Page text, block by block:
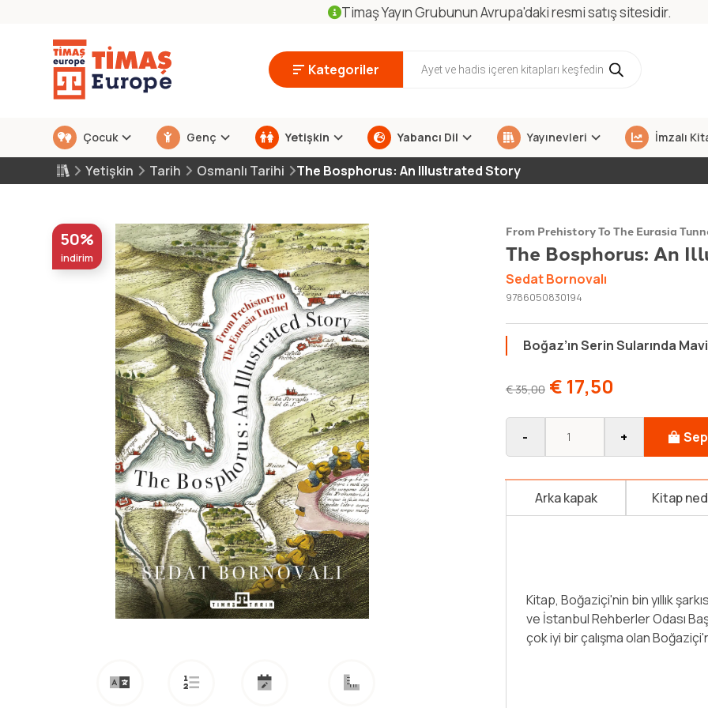
Timaş Yayın Grubunun Avrupa'daki resmi satış sitesidir.
Kategoriler
Çocuk Genç Yetişkin Yabancı Dil Yayınevleri İmzalı
Yetişkin Tarih Osmanlı Tarihi The Bosphorus: An Illustrated Story
50%
indirim
From Prehistory To The Eurasia
The Bosphorus: An
Sedat Bornovalı
9786050830194
Boğaz’ın Serin Sularında
€35,00 € 17,50
- +
Arka kapak Kitap
and the relation between its
aspect of the Bosphorus, the